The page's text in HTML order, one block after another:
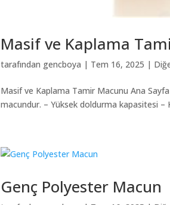
Masif ve Kaplama
tarafından gencboya | Tem 16, 2025 |
Masif ve Kaplama Tamir Macunu Ana
macundur. – Yüksek doldurma kapasitesi –
Genç Polyester Macun